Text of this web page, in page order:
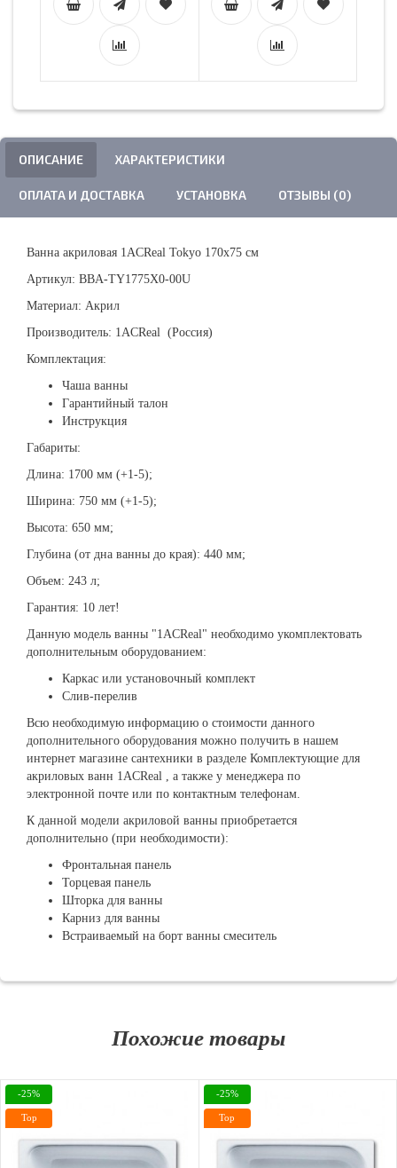
ОПИСАНИЕ ХАРАКТЕРИСТИКИ
ОПЛАТА И ДОСТАВКА УСТАНОВКА ОТЗЫВЫ (0)
Ванна акриловая 1ACReal Tokyo 170х75 см
Артикул: BBA-TY1775X0-00U
Материал: Акрил
Производитель: 1ACReal (Россия)
Комплектация:
Чаша ванны
Гарантийный талон
Инструкция
Габариты:
Длина: 1700 мм (+1-5);
Ширина: 750 мм (+1-5);
Высота: 650 мм;
Глубина (от дна ванны до края): 440 мм;
Объем: 243 л;
Гарантия: 10 лет!
Данную модель ванны "1ACReal" необходимо укомплектовать
дополнительным оборудованием:
Каркас или установочный комплект
Слив-перелив
Всю необходимую информацию о стоимости данного
дополнительного оборудования можно получить в нашем
интернет магазине сантехники в разделе Комплектующие для
акриловых ванн 1ACReal , а также у менеджера по
электронной почте или по контактным телефонам.
К данной модели акриловой ванны приобретается
дополнительно (при необходимости):
Фронтальная панель
Торцевая панель
Шторка для ванны
Карниз для ванны
Встраиваемый на борт ванны смеситель
Похожие товары
-25%
Top
-25%
Top